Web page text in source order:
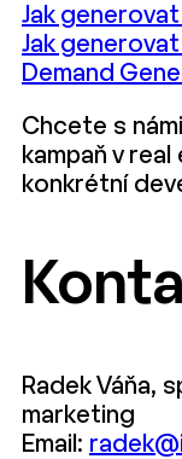
Jak
Jak
Demand
Chcete s
kampaň v
konkrétní
Radek Váňa,
marketing
Email: